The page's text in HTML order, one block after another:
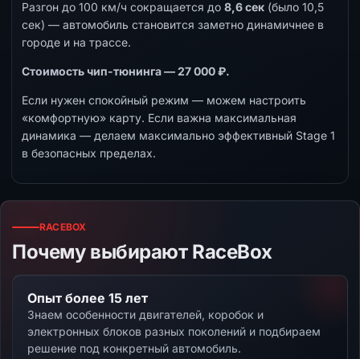
Разгон до 100 км/ч сокращается до 8,6 сек (было 10,5
сек) — автомобиль становится заметно динамичнее в
городе и на трассе.
Стоимость чип-тюнинга — 27 000 ₽.
Если нужен спокойный режим — можем настроить
«комфортную» карту. Если важна максимальная
динамика — делаем максимально эффективный Stage 1
в безопасных пределах.
RACEBOX
Почему выбирают RaceBox
Опыт более 15 лет
Знаем особенности двигателей, коробок и
электронных блоков разных поколений и подбираем
решение под конкретный автомобиль.